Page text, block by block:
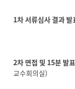
1차 서류심사 결과 발
2차 면접 및 15분 발
교수회의실)